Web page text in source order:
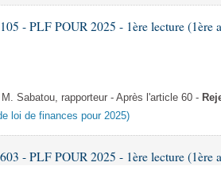
- PLF POUR 2025 - 1ère lecture (1ère
Sabatou, rapporteur - Après l'article 60 -
loi de finances pour 2025)
- PLF POUR 2025 - 1ère lecture (1ère